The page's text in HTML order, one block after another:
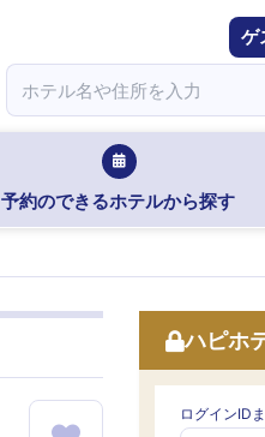
ゲ
予約のできるホテルから探す
ハピホ
ログインID